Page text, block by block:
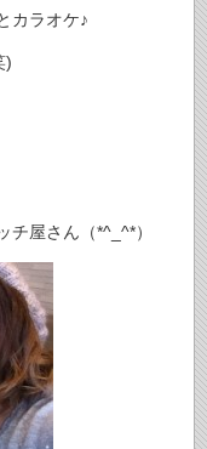
カラオケ♪
)
屋さん（*^_^*）